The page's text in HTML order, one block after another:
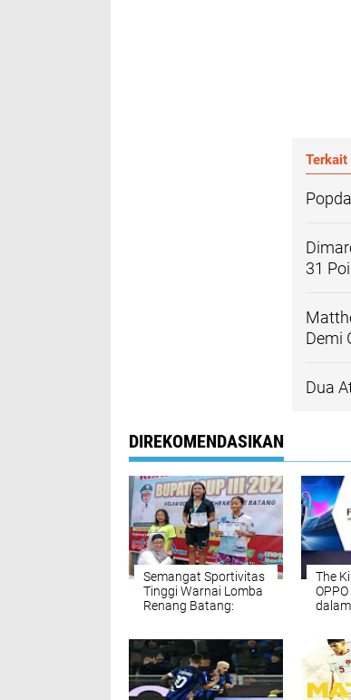
Terkait
31
Demi
Dua
DIREKOMENDASIKAN
Semangat Sportivitas
Tinggi Warnai Lomba
Renang Batang:
Olahraga
The